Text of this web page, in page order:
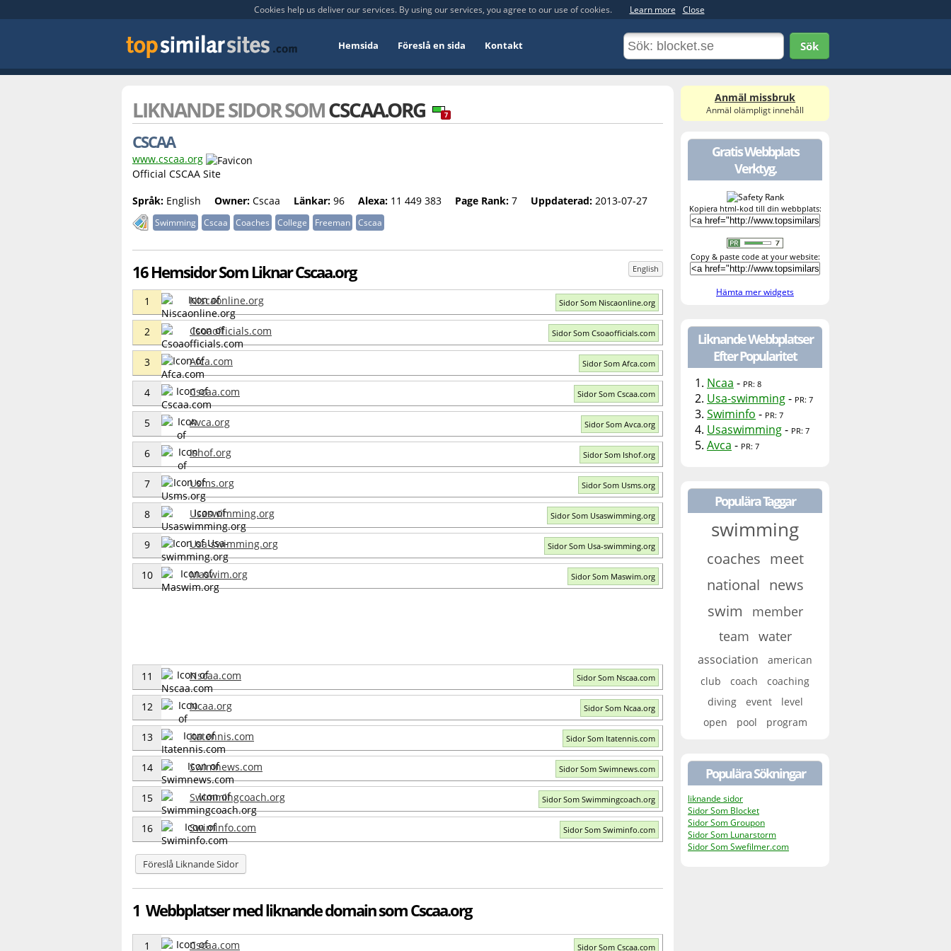
Cookies help us deliver our services. By using our services, you agree to our use of cookies. Learn more Close
Hemsida Föreslå en sida Kontakt Sök
LIKNANDE SIDOR SOMCSCAA.ORG 7
CSCAA
www.cscaa.org
Official CSCAA Site
Språk: English Owner: Cscaa Länkar: 96 Alexa: 11 449 383 Page Rank: 7 Uppdaterad: 2013-07-27
Swimming Cscaa Coaches College Freeman Cscaa
16 Hemsidor Som Liknar Cscaa.org English
1 Niscaonline.org Sidor Som Niscaonline.org
2 Csoaofficials.com Sidor Som Csoaofficials.com
3 Afca.com Sidor Som Afca.com
4 Cscaa.com Sidor Som Cscaa.com
5 Avca.org Sidor Som Avca.org
6 Ishof.org Sidor Som Ishof.org
7 Usms.org Sidor Som Usms.org
8 Usaswimming.org Sidor Som Usaswimming.org
9 Usa-swimming.org Sidor Som Usa-swimming.org
10 Maswim.org Sidor Som Maswim.org
11 Nscaa.com Sidor Som Nscaa.com
12 Ncaa.org Sidor Som Ncaa.org
13 Itatennis.com Sidor Som Itatennis.com
14 Swimnews.com Sidor Som Swimnews.com
15 Swimmingcoach.org Sidor Som Swimmingcoach.org
16 Swiminfo.com Sidor Som Swiminfo.com
Föreslå Liknande Sidor
1 Webbplatser med liknande domain som Cscaa.org
1 Cscaa.com Sidor Som Cscaa.com
Anmäl missbruk
Anmäl olämpligt innehåll
Gratis Webbplats
Verktyg.
Kopiera html-kod till din webbplats:
Copy & paste code at your website:
Hämta mer widgets
Liknande Webbplatser
Efter Popularitet
1. Ncaa - PR: 8
2. Usa-swimming- PR: 7
3. Swiminfo - PR: 7
4. Usaswimming- PR: 7
5. Avca - PR: 7
Populära Taggar
swimming
coaches meet
national news
swim
member
team water
association
american
club
coach
coaching
diving
event
level
open
pool program
Populära Sökningar
liknande sidor
Sidor Som Blocket
Sidor Som Groupon
Sidor Som Lunarstorm
Sidor Som Swefilmer.com